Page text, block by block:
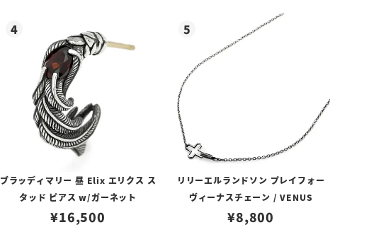
ブラッディマリー 昼 Elix エリクス ス
タッド ピアス w/ガーネット
¥16,500
リリーエルランドソン プレイフォー
ヴィーナスチェーン / VENUS
¥8,800